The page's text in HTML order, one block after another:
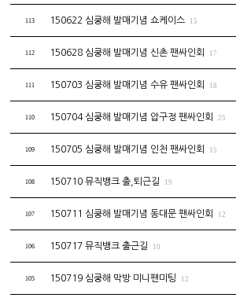
113 150622 심쿵해 발매기념 쇼케이스 15
112 150628 심쿵해 발매기념 신촌 팬싸인회 17
111 150703 심쿵해 발매기념 수유 팬싸인회 18
110 150704 심쿵해 발매기념 압구정 팬싸인회 25
109 150705 심쿵해 발매기념 인천 팬싸인회 15
108 150710 뮤직뱅크 출,퇴근길 19
107 150711 심쿵해 발매기념 동대문 팬싸인회 12
106 150717 뮤직뱅크 출근길 10
105 150719 심쿵해 막방 미니팬미팅 12